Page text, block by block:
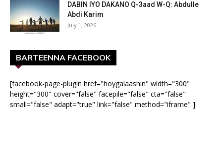
DABIN IYO DAKANO Q-3aad W-Q: Abdulle
Abdi Karim
July 1, 2026
BARTEENNA FACEBOOK
[facebook-page-plugin href="hoygalaashin" width="300"
height="300" cover="false" facepile="false" cta="false"
small="false" adapt="true" link="false" method="iframe" ]